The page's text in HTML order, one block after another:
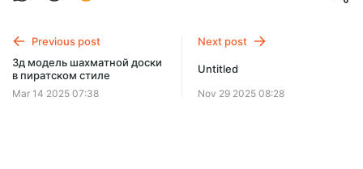
Previous post
3д модель шахматной доски
в пиратском стиле
Mar 14 2025 07:38
Next post
Untitled
Nov 29 2025 08:28